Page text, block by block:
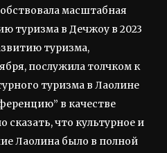
масштабная
туризма в Дечжоу в 2023
туризма,
послужила толчком к
туризма в Лаолине
в качестве
что культурное и
Лаолина было в полной